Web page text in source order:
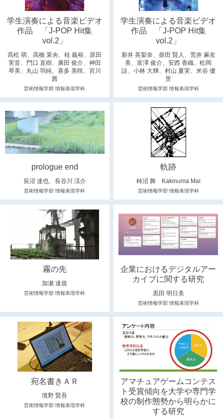
学生演奏による音楽ビデオ
作品 「J-POP Hit集
vol.2」
髙松 萌、高橋 茉央、桂 義裕、原田
実音、門口 直樹、廣田 俊介、神田
琴美、丸山 羽純、喜多 美咲、宮川
茜
芸術情報学部 情報表現学科
学生演奏による音楽ビデオ
作品 「J-POP Hit集
vol.2」
新井 英梨奈、柴田 賢人、荒井 麻友
美、富澤 俊介、安西 香織、松岡
諒、小林 大輝、村山 夏実、米谷 優
里
芸術情報学部 情報表現学科
prologue end
長沼 達也、長谷川 渓介
芸術情報学部 情報表現学科
軌跡
柿沼 舞 Kakinuma Mai
芸術情報学部 情報表現学科
霧の先
加瀬 達規
芸術情報学部 情報表現学科
企業におけるデジタルアー
カイブに関する研究
黒田 明日美
芸術情報学部 情報表現学科
宛名書きＡＲ
境野 賢吾
芸術情報学部 情報表現学科
アマチュアゲームコンテス
ト受賞傾向を大学や専門学
校の制作態勢から明らかに
する研究